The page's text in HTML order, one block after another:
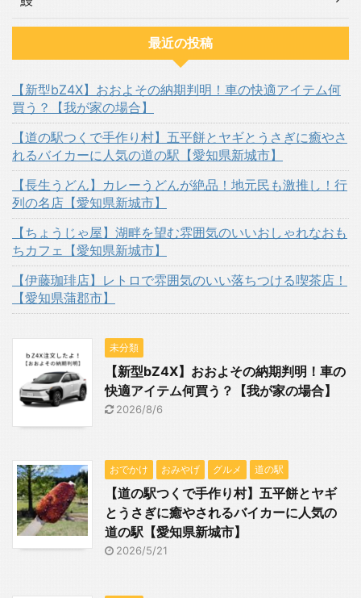
最近の投稿
【新型bZ4X】おおよその納期判明！車の快適アイテム何
買う？【我が家の場合】
【道の駅つくで手作り村】五平餅とヤギとうさぎに癒やさ
れるバイカーに人気の道の駅【愛知県新城市】
【長生うどん】カレーうどんが絶品！地元民も激推し！行
列の名店【愛知県新城市】
【ちょうじゃ屋】湖畔を望む雰囲気のいいおしゃれなおも
ちカフェ【愛知県新城市】
【伊藤珈琲店】レトロで雰囲気のいい落ちつける喫茶店！
【愛知県蒲郡市】
未分類
【新型bZ4X】おおよその納期判明！車の
快適アイテム何買う？【我が家の場合】
2026/8/6
おでかけ おみやげ グルメ 道の駅
【道の駅つくで手作り村】五平餅とヤギ
とうさぎに癒やされるバイカーに人気の
道の駅【愛知県新城市】
2026/5/21